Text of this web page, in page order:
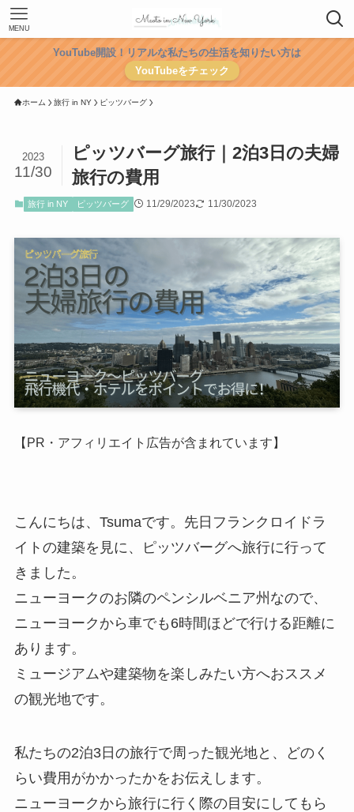
MENU
YouTube開設！リアルな私たちの生活を知りたい方は
YouTubeをチェック
ホーム 旅行 in NY ピッツバーグ
ピッツバーグ旅行｜2泊3日の夫婦
旅行の費用
2023
11/30
旅行 in NY ピッツバーグ 11/29/2023 11/30/2023
【PR・アフィリエイト広告が含まれています】
こんにちは、Tsumaです。先日フランクロイドラ
イトの建築を見に、ピッツバーグへ旅行に行って
きました。
ニューヨークのお隣のペンシルベニア州なので、
ニューヨークから車でも6時間ほどで行ける距離に
あります。
ミュージアムや建築物を楽しみたい方へおススメ
の観光地です。
私たちの2泊3日の旅行で周った観光地と、どのく
らい費用がかかったかをお伝えします。
ニューヨークから旅行に行く際の目安にしてもら